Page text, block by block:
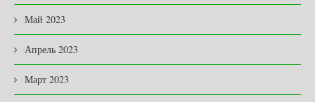
Май 2023
Апрель 2023
Март 2023